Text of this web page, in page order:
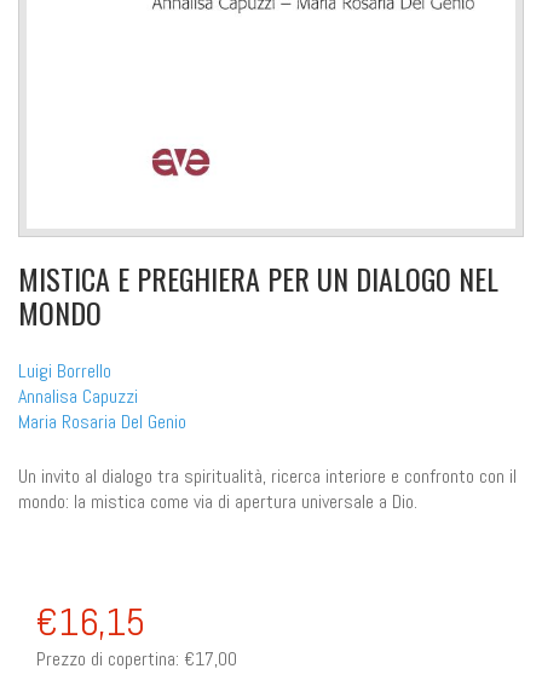
MISTICA E PREGHIERA PER UN DIALOGO NEL
MONDO
Luigi Borrello
Annalisa Capuzzi
Maria Rosaria Del Genio
Un invito al dialogo tra spiritualità, ricerca interiore e confronto con il
mondo: la mistica come via di apertura universale a Dio.
€16,15
Prezzo di copertina: €17,00